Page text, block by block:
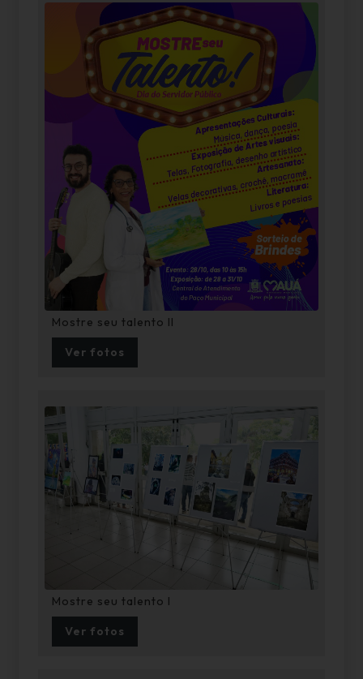
Mostre seu talento II
Ver fotos
Mostre seu talento I
Ver fotos